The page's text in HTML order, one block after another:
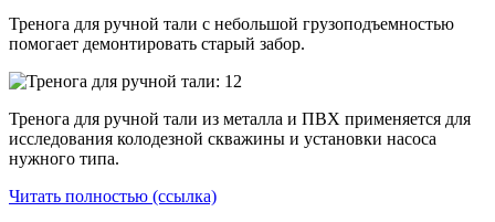
Тренога для ручной тали с небольшой грузоподъемностью
помогает демонтировать старый забор.
Тренога для ручной тали из металла и ПВХ применяется для
исследования колодезной скважины и установки насоса
нужного типа.
Читать полностью (ссылка)